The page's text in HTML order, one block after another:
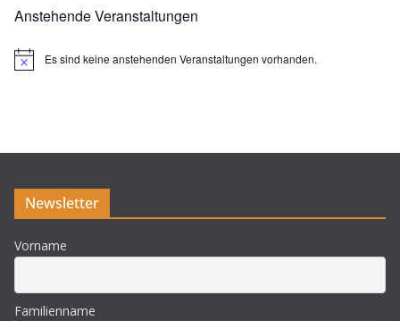
Anstehende Veranstaltungen
H
s
Es sind keine anstehenden Veranstaltungen vorhanden.
Newsletter
Vorname
Familienname